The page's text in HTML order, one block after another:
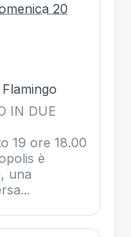
20
IN DUE
19 ore 18.00
è
una